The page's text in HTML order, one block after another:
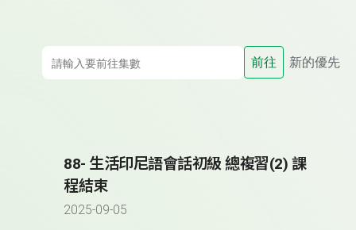
前往 新的優先
88- 生活印尼語會話初級 總複習(2) 課
程結束
2025-09-05